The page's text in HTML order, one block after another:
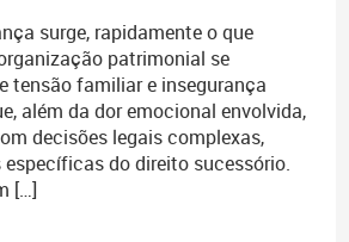
surge, rapidamente o que
patrimonial se
tensão familiar e insegurança
além da dor emocional envolvida,
decisões legais complexas,
do direito sucessório.
[…]